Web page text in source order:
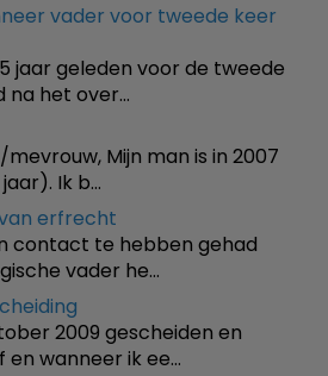
vader voor tweede keer
jaar geleden voor de tweede
na het over…
Mijn man is in 2007
Ik b…
erfrecht
contact te hebben gehad
vader he…
2009 gescheiden en
en wanneer ik ee…